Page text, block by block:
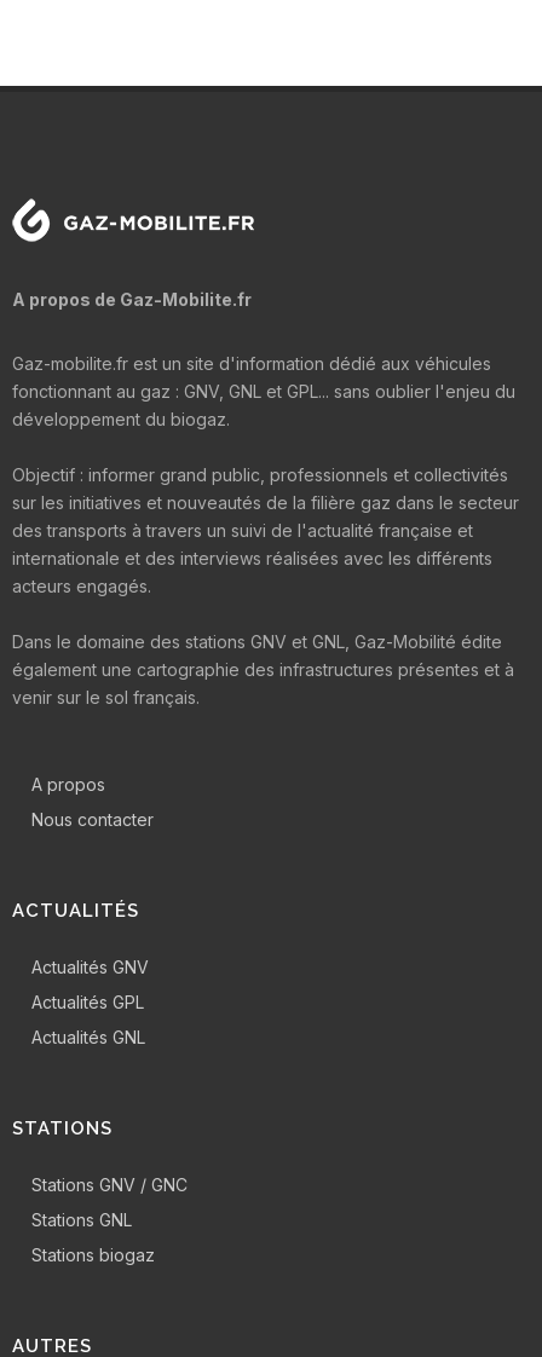
A propos de Gaz-Mobilite.fr
Gaz-mobilite.fr est un site d'information dédié aux véhicules
fonctionnant au gaz : GNV, GNL et GPL... sans oublier l'enjeu du
développement du biogaz.
Objectif : informer grand public, professionnels et collectivités
sur les initiatives et nouveautés de la filière gaz dans le secteur
des transports à travers un suivi de l'actualité française et
internationale et des interviews réalisées avec les différents
acteurs engagés.
Dans le domaine des stations GNV et GNL, Gaz-Mobilité édite
également une cartographie des infrastructures présentes et à
venir sur le sol français.
A propos
Nous contacter
ACTUALITÉS
Actualités GNV
Actualités GPL
Actualités GNL
STATIONS
Stations GNV / GNC
Stations GNL
Stations biogaz
AUTRES